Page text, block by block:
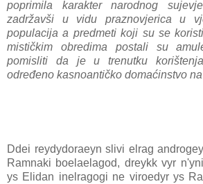
poprimila karakter narodnog
zadržavši u vidu praznovjerica u
populacijaa predmeti koji su se
mističkim obredima postali su
pomisliti da je u trenutku
određeno kasnoantičko domaćinstvo
Ddei reydydoraeyn slivi elrag
Ramnaki boelaelagod, dreykk vyr
ys Elidan inelragogi ne viroedyr ys